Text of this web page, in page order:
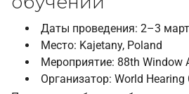
Даты проведения: 2–3
Место: Kajetany, Poland
Мероприятие: 88th Window
Организатор: World Hearing